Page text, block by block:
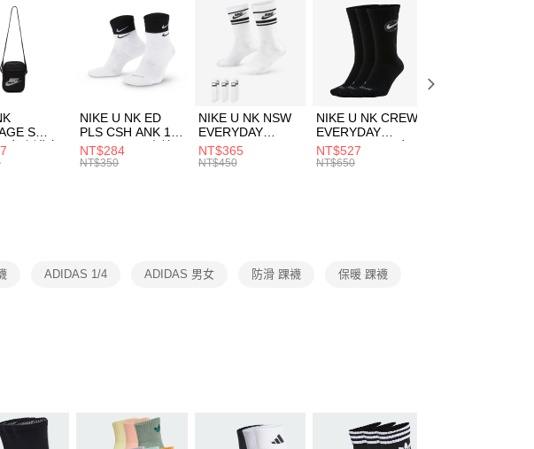
３．安心：先確認商品／服務後，再付款。
【「AFTEE先享後付」結帳流程】
１．於結帳方式選擇「AFTEE先享後付」後，將跳轉至「AFTEE先享後
付」結帳頁面，進行簡訊認證並確認金額後，即可完成結帳。
２．訂單成立數日內，您將收到繳費通知簡訊。
３．收到繳費通知簡訊後14天內，點擊此簡訊中的連結，可透過四大超商
／ATM／網路銀行／等多元方式進行付款，方視為交易完成。
※ 請注意：結帳手續完成當下不需立刻繳費，但若您需要取消訂單，請聯
絡購買商品的店家。未經商家同意取消之訂單仍視為有效，需透過AFTEE
先享後付繳納相關費用。
１．透過由恩沛科技股份有限公司提供之「AFTEE先享後付」服務完成之
交易，需依本服務之必要範圍內提供個人資料，並將交易相關給付款項請
結果請求用戶進行身份認證。
５．嚴禁一人註冊多個帳號或使用他人資訊註冊。若發現惡意使用之情
每筆NT$100，滿NT$1,500(含以上)免運費
每筆NT$100，滿NT$1,500(含以上)免運費
付款後門市自取
每筆NT$100，滿NT$1,500(含以上)免運費
S
女 側背包
NIKE U NK ED
PLS CSH ANK 1P
144 DBL 男 中統
襪 DH4058104
NT$284
NT$350
NIKE U NK NSW
EVERYDAY
ESSENTIAL CR
男女 短統襪
NT$365
NT$450
NIKE U NK CREW
EVERYDAY
BBALL 3PR 男女
長統襪
NT$527
NT$650
ADIDAS 1/4 ADIDAS 男女 防滑 踝襪 保暖 踝襪